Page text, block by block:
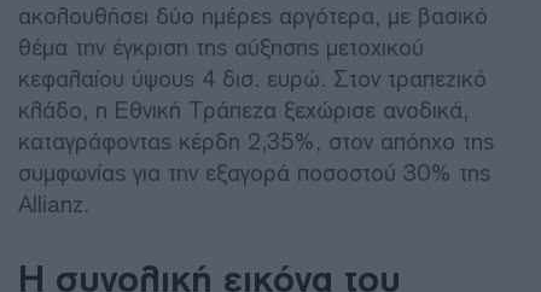
ακολουθήσει δύο ημέρες αργότερα, με βασικό
θέμα την έγκριση της αύξησης μετοχικού
κεφαλαίου ύψους 4 δισ. ευρώ. Στον τραπεζικό
κλάδο, η Εθνική Τράπεζα ξεχώρισε ανοδικά,
καταγράφοντας κέρδη 2,35%, στον απόηχο της
συμφωνίας για την εξαγορά ποσοστού 30% της
Allianz.
Η συνολική εικόνα του